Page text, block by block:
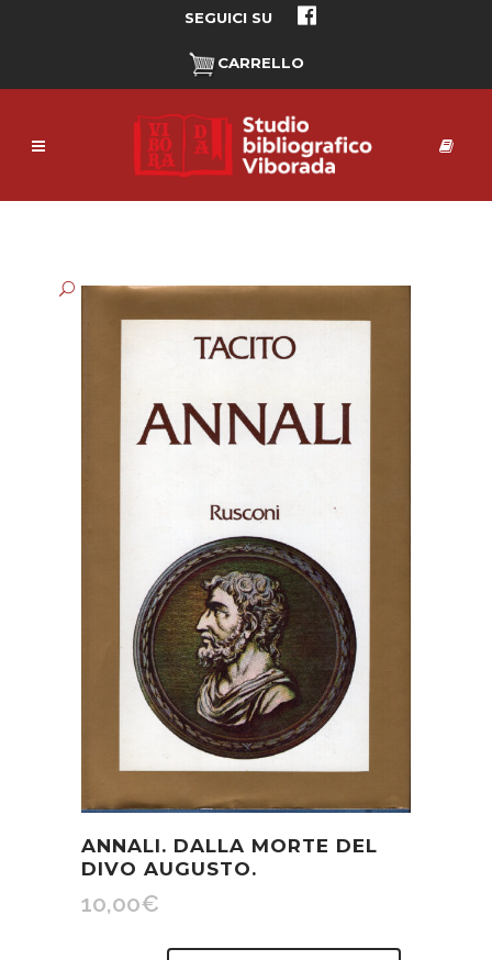
SEGUICI SU
CARRELLO
ANNALI. DALLA MORTE DEL
DIVO AUGUSTO.
10,00€